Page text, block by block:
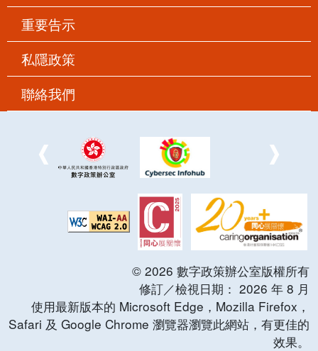
重要告示
私隱政策
聯絡我們
© 2026 數字政策辦公室版權所有
修訂／檢視日期： 2026 年 8 月
使用最新版本的 Microsoft Edge，Mozilla Firefox，
Safari 及 Google Chrome 瀏覽器瀏覽此網站，有更佳的
效果。